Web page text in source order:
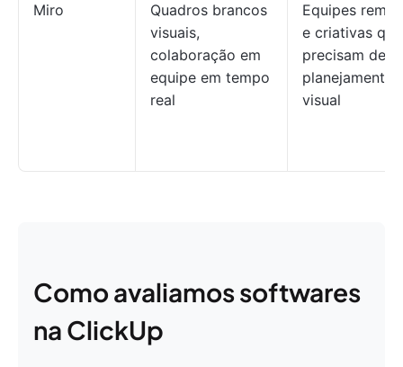
Miro
Quadros brancos
visuais,
colaboração em
equipe em tempo
real
Equipes
e criativas que
precisam de
planejamento
visual
Como avaliamos softwares
na ClickUp